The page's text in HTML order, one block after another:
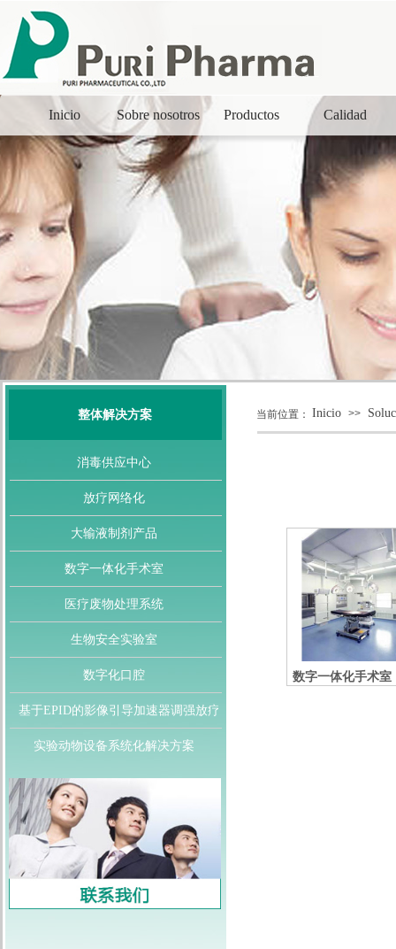
Inicio Sobre nosotros Productos Calidad
消毒供应中心
放疗网络化
大输液制剂产品
数字一体化手术室
医疗废物处理系统
生物安全实验室
数字化口腔
基于EPID的影像引导加速器调强放疗
实验动物设备系统化解决方案
Inicio >>
整体解决方案 当前位置：
数字一体化手术室